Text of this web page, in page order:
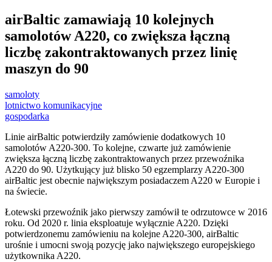
airBaltic zamawiają 10 kolejnych
samolotów A220, co zwiększa łączną
liczbę zakontraktowanych przez linię
maszyn do 90
samoloty
lotnictwo komunikacyjne
gospodarka
Linie airBaltic potwierdziły zamówienie dodatkowych 10
samolotów A220-300. To kolejne, czwarte już zamówienie
zwiększa łączną liczbę zakontraktowanych przez przewoźnika
A220 do 90. Użytkujący już blisko 50 egzemplarzy A220-300
airBaltic jest obecnie największym posiadaczem A220 w Europie i
na świecie.
Łotewski przewoźnik jako pierwszy zamówił te odrzutowce w 2016
roku. Od 2020 r. linia eksploatuje wyłącznie A220. Dzięki
potwierdzonemu zamówieniu na kolejne A220-300, airBaltic
urośnie i umocni swoją pozycję jako największego europejskiego
użytkownika A220.